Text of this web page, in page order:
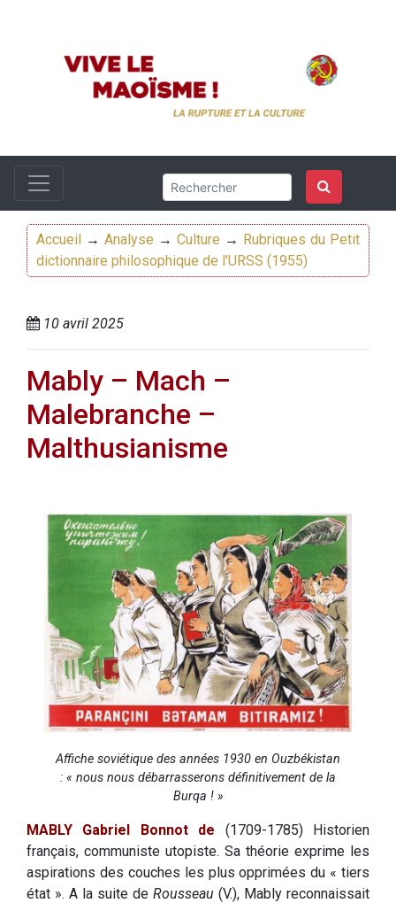
Accueil → Analyse → Culture → Rubriques du Petit
dictionnaire philosophique de l'URSS (1955)
10 avril 2025
Mably – Mach –
Malebranche –
Malthusianisme
Affiche soviétique des années 1930 en Ouzbékistan
: « nous nous débarrasserons définitivement de la
Burqa ! »
MABLY Gabriel Bonnot de (1709-1785) Historien
français, communiste utopiste. Sa théorie exprime les
aspirations des couches les plus opprimées du « tiers
état ». A la suite de Rousseau (V.), Mably reconnaissait